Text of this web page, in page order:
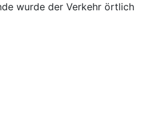
wurde der Verkehr örtlich